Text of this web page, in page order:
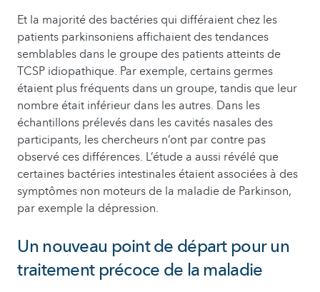
Et la majorité des bactéries qui différaient chez les
patients parkinsoniens affichaient des tendances
semblables dans le groupe des patients atteints de
TCSP idiopathique. Par exemple, certains germes
étaient plus fréquents dans un groupe, tandis que leur
nombre était inférieur dans les autres. Dans les
échantillons prélevés dans les cavités nasales des
participants, les chercheurs n’ont par contre pas
observé ces différences. L’étude a aussi révélé que
certaines bactéries intestinales étaient associées à des
symptômes non moteurs de la maladie de Parkinson,
par exemple la dépression.
Un nouveau point de départ pour un
traitement précoce de la maladie